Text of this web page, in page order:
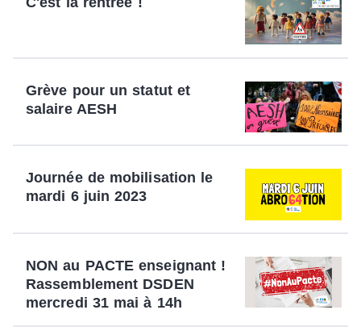
Grève pour un statut et
salaire AESH
Journée de mobilisation le
mardi 6 juin 2023
NON au PACTE enseignant !
Rassemblement DSDEN
mercredi 31 mai à 14h